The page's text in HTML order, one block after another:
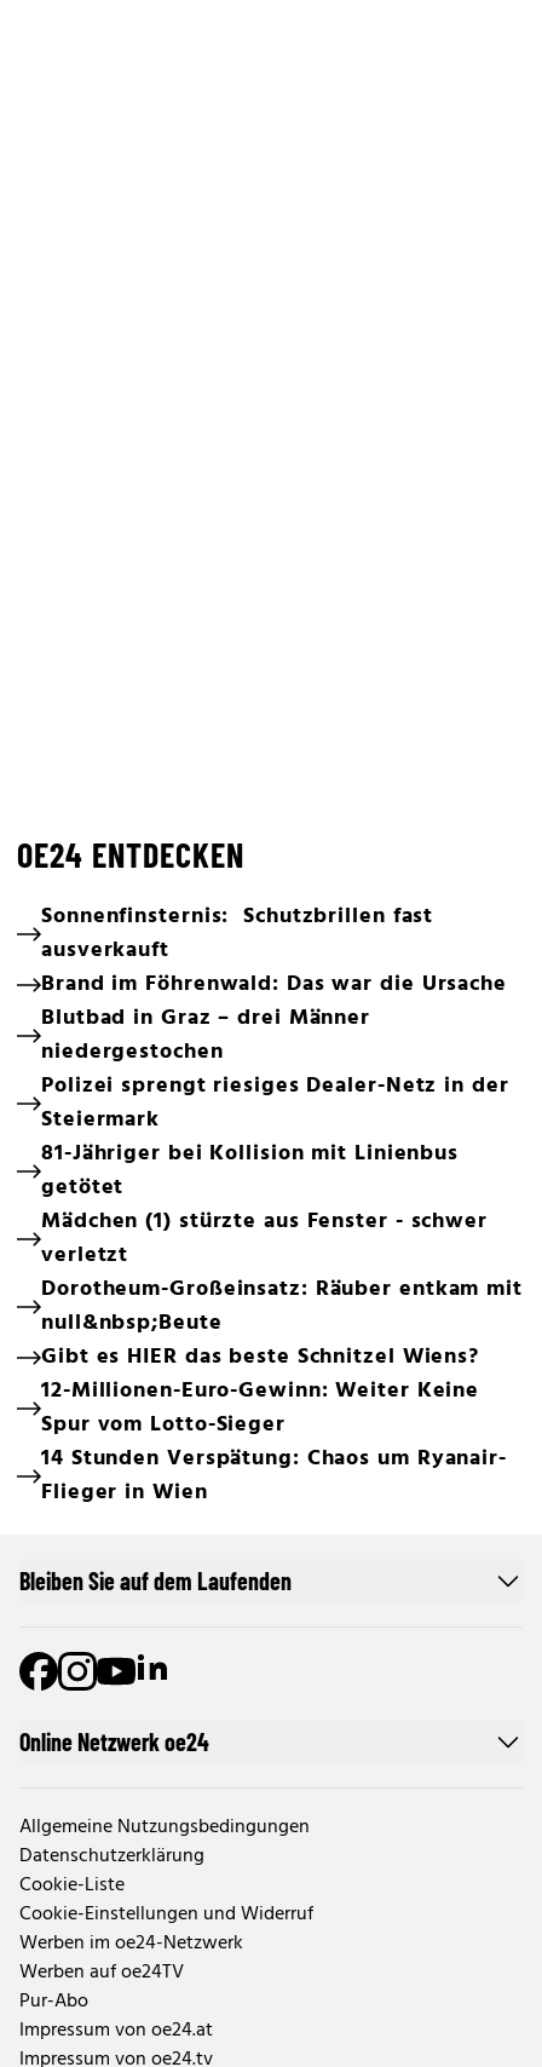
OE24 ENTDECKEN
Sonnenfinsternis: Schutzbrillen fast
ausverkauft
Brand im Föhrenwald: Das war die Ursache
Blutbad in Graz – drei Männer
niedergestochen
Polizei sprengt riesiges Dealer-Netz in der
Steiermark
81-Jähriger bei Kollision mit Linienbus
getötet
Mädchen (1) stürzte aus Fenster - schwer
verletzt
Dorotheum-Großeinsatz: Räuber entkam mit
null&nbsp;Beute
Gibt es HIER das beste Schnitzel Wiens?
12-Millionen-Euro-Gewinn: Weiter Keine
Spur vom Lotto-Sieger
14 Stunden Verspätung: Chaos um Ryanair-
Flieger in Wien
Online Netzwerk oe24
Allgemeine Nutzungsbedingungen
Datenschutzerklärung
Cookie-Liste
Cookie-Einstellungen und Widerruf
Werben im oe24-Netzwerk
Werben auf oe24TV
Pur-Abo
Impressum von oe24.at
Impressum von oe24.tv
Bleiben Sie auf dem Laufenden